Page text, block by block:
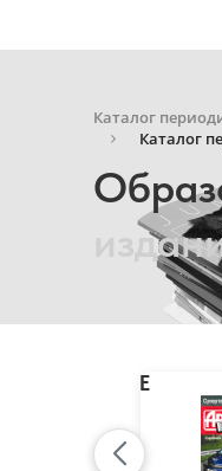
Каталог
Каталог
CLAIRE
МАРИ
КЛЭР